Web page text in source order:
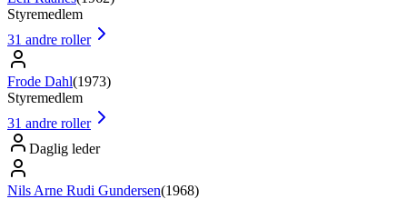
Styremedlem
31 andre roller
Frode Dahl(1973)
Styremedlem
31 andre roller
Daglig leder
Nils Arne Rudi Gundersen(1968)